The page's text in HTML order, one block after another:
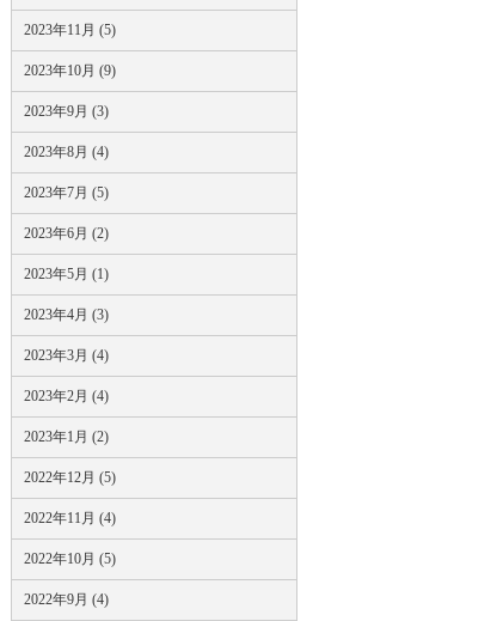
2023年11月 (5)
2023年10月 (9)
2023年9月 (3)
2023年8月 (4)
2023年7月 (5)
2023年6月 (2)
2023年5月 (1)
2023年4月 (3)
2023年3月 (4)
2023年2月 (4)
2023年1月 (2)
2022年12月 (5)
2022年11月 (4)
2022年10月 (5)
2022年9月 (4)